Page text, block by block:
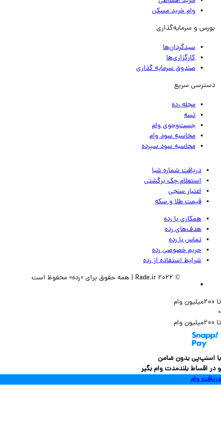
وام خرید مسکن
و سرمایه‌گذاری
سبدگردان‌ها
کارگزاری‌ها
صندوق سرمایه گذاری
سریع
مجله رده
تسه
جست‌وجوی وام
محاسبه سود وام
محاسبه سود سپرده
دریافت شماره شبا
استعلام چک برگشتی
اعتبار سنجی
قیمت طلا و سکه
همکاری با رده
هدف‌های رده
تماس‌ با‌ رده
حریم خصوصی رده
شرایط استفاده از رده
بدون ضامن
بلندمدت وام بگیر
وام